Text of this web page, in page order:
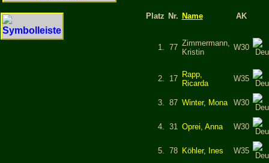
Platz Nr. Name AK
1. 77 Zimmermann,
Kristin
W30
2. 17
Rapp,
Ricarda
W35
3. 87 Winter, Mona W30
4. 31 Oprei, Anna W30
5. 78 Köhler, Ines W35